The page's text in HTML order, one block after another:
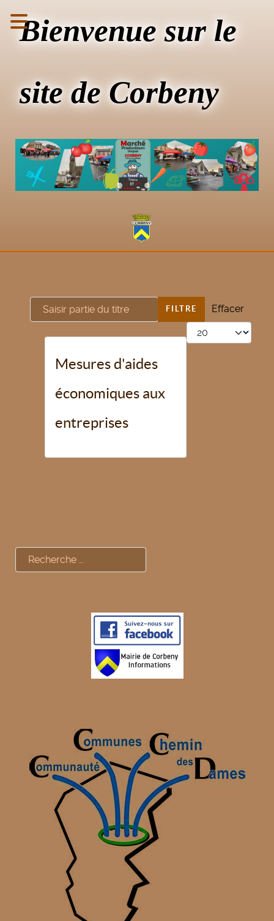
Bienvenue sur le
site de Corbeny
Saisir partie du titre FILTRE
Effacer
Afficher #
Mesures d'aides
économiques aux
entreprises
Rechercher